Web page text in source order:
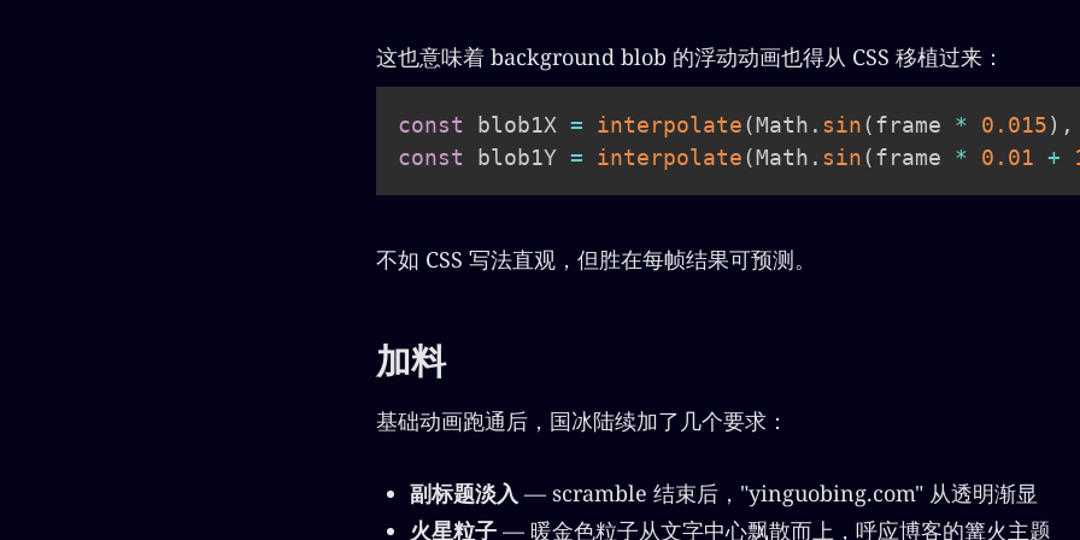
这也意味着 background blob 的浮动动画也得从 CSS 移植过来：
const blob1X = interpolate(Math . sin(frame * 0.015) ,
const blob1Y = interpolate(Math . sin(frame * 0.01 +
不如 CSS 写法直观，但胜在每帧结果可预测。
加料
基础动画跑通后，国冰陆续加了几个要求：
副标题淡入 — scramble 结束后，"yinguobing.com" 从透明渐显
火星粒子 — 暖金色粒子从文字中心飘散而上，呼应博客的篝火主题